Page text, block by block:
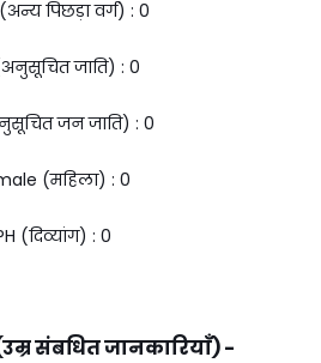
पिछड़ा वर्ग) : ₹0
जाति) : ₹0
जन जाति) : ₹0
(महिला) : ₹0
(दिव्यांग) : ₹0
संबधित जानकारियाँ) -